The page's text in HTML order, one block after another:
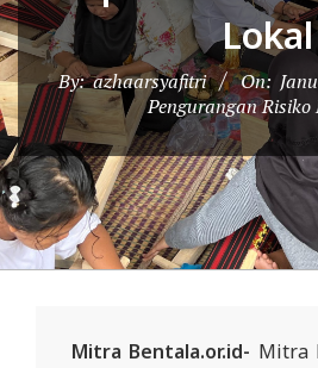
D
O
N
E
S
I
A
-
Lokal
By: azhaarsyafitri On:
Pengurangan Risiko
Mitra Bentala.or.id- Mitra